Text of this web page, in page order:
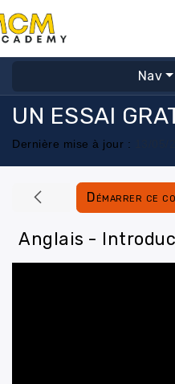
Nav
Dernière mise à jour :
Anglais -
Démarrer ce